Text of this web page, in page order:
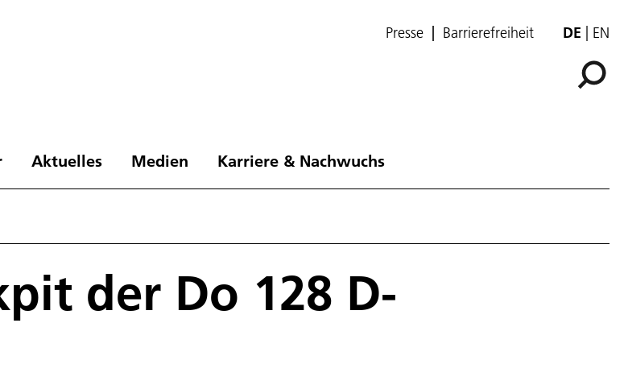
Presse Barrierefreiheit DE EN
Aktuelles Medien Karriere & Nachwuchs
der Do 128 D-